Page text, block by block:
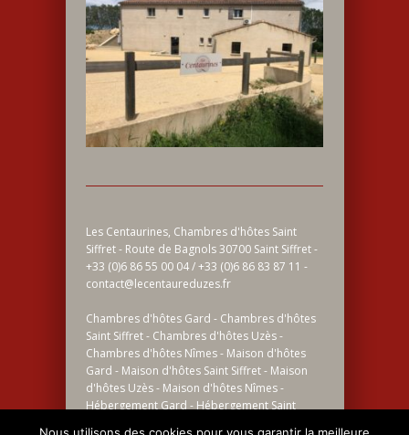
Les Centaurines, Chambres d'hôtes Saint
Siffret - Route de Bagnols 30700 Saint Siffret -
+33 (0)6 86 55 00 04 / +33 (0)6 86 83 87 11 -
contact@lecentaureduzes.fr
Chambres d'hôtes Gard - Chambres d'hôtes
Saint Siffret - Chambres d'hôtes Uzès -
Chambres d'hôtes Nîmes - Maison d'hôtes
Gard - Maison d'hôtes Saint Siffret - Maison
d'hôtes Uzès - Maison d'hôtes Nîmes -
Hébergement Gard - Hébergement Saint